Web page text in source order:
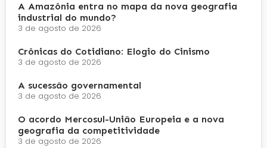
A Amazônia entra no mapa da nova geografia
industrial do mundo?
3 de agosto de 2026
Crônicas do Cotidiano: Elogio do Cinismo
3 de agosto de 2026
A sucessão governamental
3 de agosto de 2026
O acordo Mercosul-União Europeia e a nova
geografia da competitividade
3 de agosto de 2026